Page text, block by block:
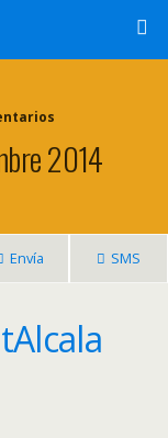
2014
Envía SMS